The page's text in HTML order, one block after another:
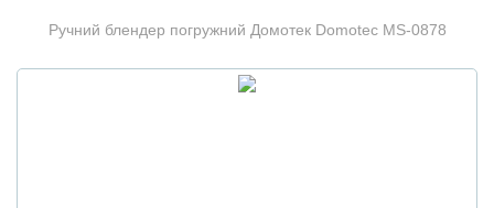
Ручний блендер погружний Домотек Domotec MS-0878